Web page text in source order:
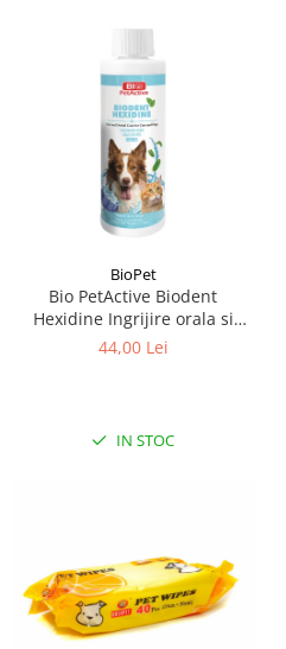
BioPet
Bio PetActive Biodent
Hexidine Ingrijire orala si
dentara pentru caini si pisici
44,00 Lei
IN STOC